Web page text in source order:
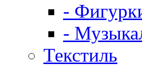
-
-
Текстиль